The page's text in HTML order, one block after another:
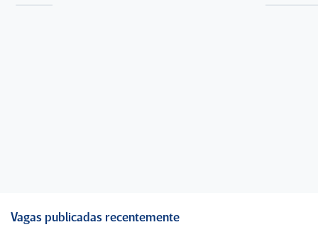
Vagas publicadas recentemente